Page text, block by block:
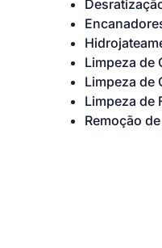
Limpeza de
Limpeza de
Limpeza de
Remoção